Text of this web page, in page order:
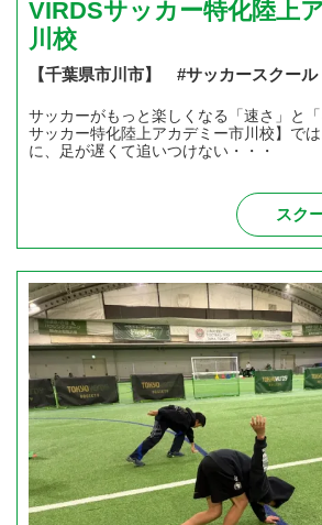
VIRDSサッカー特化陸上
川校
【千葉県市川市】 #サッカースクール
サッカーがもっと楽しくなる「速さ」と
サッカー特化陸上アカデミー市川校】で
に、足が遅くて追いつけない・・・
スク